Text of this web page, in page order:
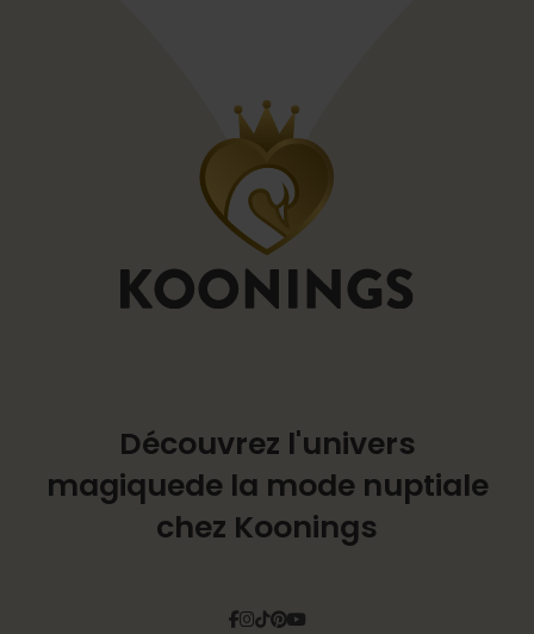
Découvrez l'univers
magiquede la mode nuptiale
chez Koonings
Facebook
Instagram
Tiktok
Pinterest
YouTube